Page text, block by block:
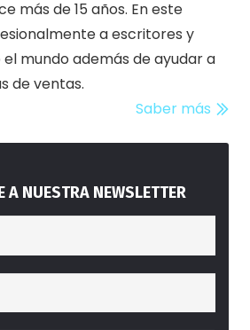
más de 15 años. En este
a escritores y
mundo además de ayudar a
de ventas.
Saber más
A NUESTRA NEWSLETTER